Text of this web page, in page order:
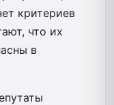
критериев
что их
в